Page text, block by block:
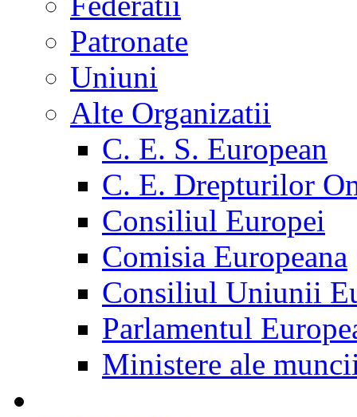
Patronate
Uniuni
Alte Organizatii
C. E. S. European
C. E. Drepturilor
Consiliul Europei
Comisia Europeana
Consiliul Uniunii
Parlamentul
Ministere ale